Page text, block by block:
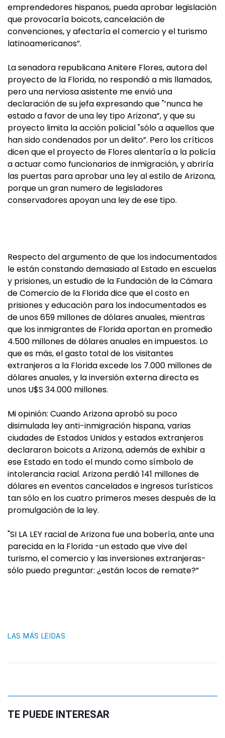
emprendedores hispanos, pueda aprobar legislación
que provocaría boicots, cancelación de
convenciones, y afectaría el comercio y el turismo
latinoamericanos”.
La senadora republicana Anitere Flores, autora del
proyecto de la Florida, no respondió a mis llamados,
pero una nerviosa asistente me envió una
declaración de su jefa expresando que "’nunca he
estado a favor de una ley tipo Arizona”, y que su
proyecto limita la acción policial "sólo a aquellos que
han sido condenados por un delito”. Pero los críticos
dicen que el proyecto de Flores alentaría a la policía
a actuar como funcionarios de inmigración, y abriría
las puertas para aprobar una ley al estilo de Arizona,
porque un gran numero de legisladores
conservadores apoyan una ley de ese tipo.
Respecto del argumento de que los indocumentados
le están constando demasiado al Estado en escuelas
y prisiones, un estudio de la Fundación de la Cámara
de Comercio de la Florida dice que el costo en
prisiones y educación para los indocumentados es
de unos 659 millones de dólares anuales, mientras
que los inmigrantes de Florida aportan en promedio
4.500 millones de dólares anuales en impuestos. Lo
que es más, el gasto total de los visitantes
extranjeros a la Florida excede los 7.000 millones de
dólares anuales, y la inversión externa directa es
unos U$S 34.000 millones.
Mi opinión: Cuando Arizona aprobó su poco
disimulada ley anti-inmigración hispana, varias
ciudades de Estados Unidos y estados extranjeros
declararon boicots a Arizona, además de exhibir a
ese Estado en todo el mundo como símbolo de
intolerancia racial. Arizona perdió 141 millones de
dólares en eventos cancelados e ingresos turísticos
tan sólo en los cuatro primeros meses después de la
promulgación de la ley.
"SI LA LEY racial de Arizona fue una bobería, ante una
parecida en la Florida -un estado que vive del
turismo, el comercio y las inversiones extranjeras-
sólo puedo preguntar: ¿están locos de remate?”
LAS MÁS LEIDAS
TE PUEDE INTERESAR